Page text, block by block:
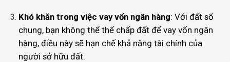
Khó khăn trong việc vay vốn ngân hàng: Với đất sổ
chung, bạn không thể thế chấp đất để vay vốn ngân
hàng, điều này sẽ hạn chế khả năng tài chính của
người sở hữu đất.